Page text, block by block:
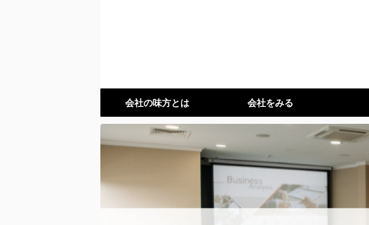
会社の味方とは 会社をみる